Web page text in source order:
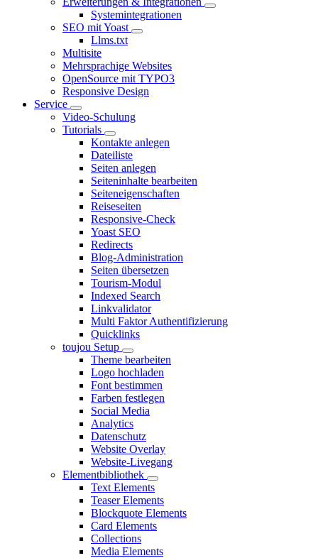
Systemintegrationen
SEO mit Yoast
Llms.txt
Multisite
Mehrsprachige Websites
OpenSource mit TYPO3
Responsive Design
Service
Video-Schulung
Tutorials
Kontakte anlegen
Dateiliste
Seiten anlegen
Seiteninhalte bearbeiten
Seiteneigenschaften
Reiseseiten
Responsive-Check
Yoast SEO
Redirects
Blog-Administration
Seiten übersetzen
Tourism-Modul
Indexed Search
Linkvalidator
Multi Faktor Authentifizierung
Quicklinks
toujou Setup
Theme bearbeiten
Logo hochladen
Font bestimmen
Farben festlegen
Social Media
Analytics
Datenschutz
Website Overlay
Website-Livegang
Elementbibliothek
Text Elements
Teaser Elements
Blockquote Elements
Card Elements
Collections
Media Elements